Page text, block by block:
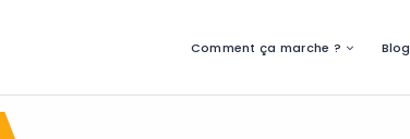
Comment ça marche ? Blog